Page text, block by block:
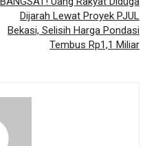
Dijarah Lewat Proyek PJUL
Bekasi, Selisih Harga Pondasi
Tembus Rp1,1 Miliar